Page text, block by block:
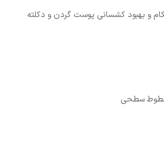
و بهبود کشسانی پوست گردن و دکلته
خطوط سطحی